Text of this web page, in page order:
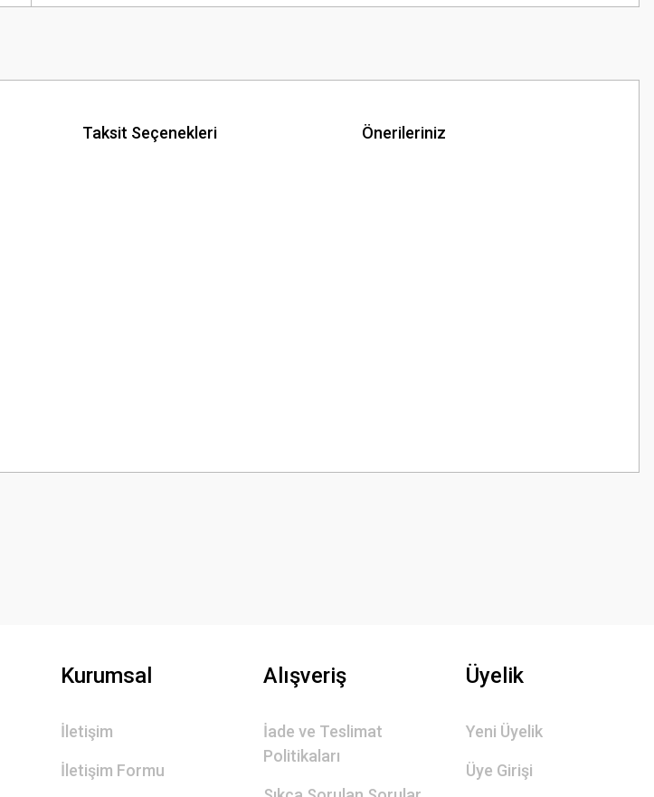
Taksit Seçenekleri Önerileriniz
Gönder
Kurumsal
İletişim
İletişim Formu
Alışveriş
İade ve Teslimat
Politikaları
Üyelik
Yeni Üyelik
Üye Girişi